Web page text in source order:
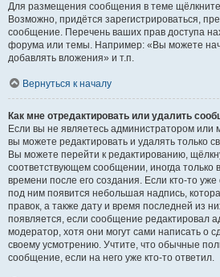
Для размещения сообщения в теме щёлкните
Возможно, придётся зарегистрироваться,
сообщение. Перечень ваших прав доступа
форума или темы. Например: «Вы можете
добавлять вложения» и т.п.
Вернуться к началу
Как мне отредактировать или удалить
Если вы не являетесь администратором
вы можете редактировать и удалять только
Вы можете перейти к редактированию,
соответствующем сообщении, иногда только
времени после его создания. Если кто-то
под ним появится небольшая надпись,
правок, а также дату и время последней из
появляется, если сообщение редактировал
модератор, хотя они могут сами написать о
своему усмотрению. Учтите, что обычные
сообщение, если на него уже кто-то ответил.